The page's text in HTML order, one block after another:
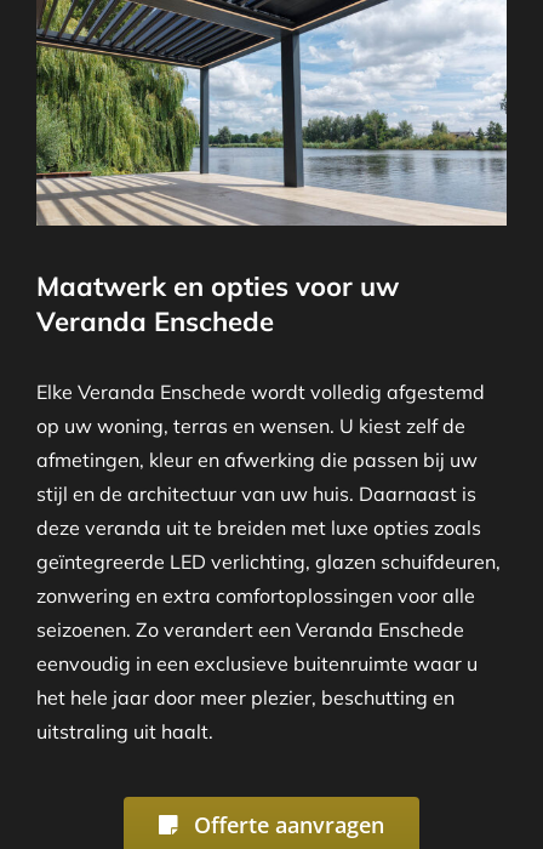
Maatwerk en opties voor uw
Veranda Enschede
Elke Veranda Enschede wordt volledig afgestemd
op uw woning, terras en wensen. U kiest zelf de
afmetingen, kleur en afwerking die passen bij uw
stijl en de architectuur van uw huis. Daarnaast is
deze veranda uit te breiden met luxe opties zoals
geïntegreerde LED verlichting, glazen schuifdeuren,
zonwering en extra comfortoplossingen voor alle
seizoenen. Zo verandert een Veranda Enschede
eenvoudig in een exclusieve buitenruimte waar u
het hele jaar door meer plezier, beschutting en
uitstraling uit haalt.
Offerte aanvragen